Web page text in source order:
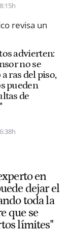
advierten:
no se
ras del piso,
pueden
de
en
dejar el
toda la
que se
límites"